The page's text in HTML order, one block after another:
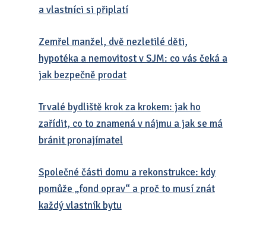
a vlastníci si připlatí
Zemřel manžel, dvě nezletilé děti,
hypotéka a nemovitost v SJM: co vás čeká a
jak bezpečně prodat
Trvalé bydliště krok za krokem: jak ho
zařídit, co to znamená v nájmu a jak se má
bránit pronajímatel
Společné části domu a rekonstrukce: kdy
pomůže „fond oprav“ a proč to musí znát
každý vlastník bytu